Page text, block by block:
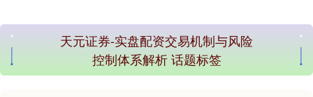
天元证券-实盘配资交易机制与风险
控制体系解析 话题标签